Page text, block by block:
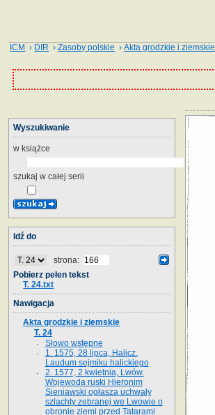
ICM › DIR ›Zasoby polskie ›Akta grodzkie i ziemskie
Wyszukiwanie
w książce
szukaj w całej serii
Idź do
strona:
Pobierz pełen tekst
T. 24.txt
Nawigacja
Akta grodzkie i ziemskie
T. 24
Słowo wstępne
1. 1575, 28 lipca, Halicz.
Laudum sejmiku halickiego
2. 1577, 2 kwietnia, Lwów.
Wojewoda ruski Hieronim
Sieniawski ogłasza uchwały
szlachty zebranej we Lwowie o
obronie ziemi przed Tatarami